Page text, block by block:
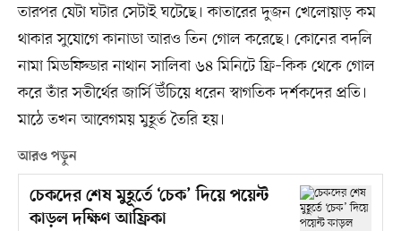
তারপর যেটা ঘটার সেটাই ঘটেছে। কাতারের দুজন খেলোয়াড় কম
থাকার সুযোগে কানাডা আরও তিন গোল করেছে। কোনের বদলি
নামা মিডফিল্ডার নাথান সালিবা ৬৪ মিনিটে ফ্রি–কিক থেকে গোল
করে তাঁর সতীর্থের জার্সি উঁচিয়ে ধরেন স্বাগতিক দর্শকদের প্রতি।
মাঠে তখন আবেগময় মুহূর্ত তৈরি হয়।
আরও পড়ুন
চেকদের শেষ মুহূর্তে ‘চেক’ দিয়ে পয়েন্ট
কাড়ল দক্ষিণ আফ্রিকা